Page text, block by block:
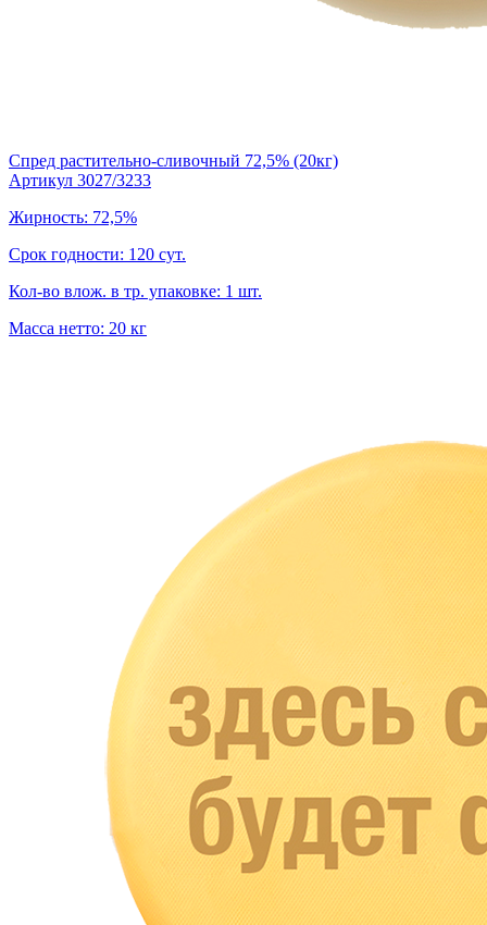
Спред растительно-сливочный 72,5% (20кг)
Артикул 3027/3233
Жирность: 72,5%
Срок годности: 120 сут.
Кол-во влож. в тр. упаковке: 1 шт.
Масса нетто: 20 кг